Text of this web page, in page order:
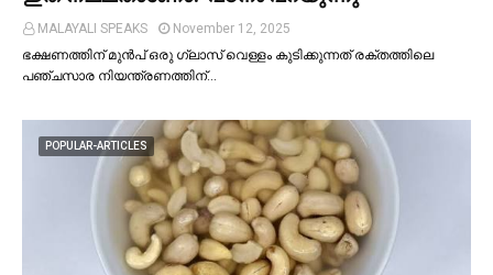
MALAYALI SPEAKS
November 12, 2025
ഭക്ഷണത്തിന് മുന്‍പ് ഒരു ഗ്ലാസ് വെള്ളം കുടിക്കുന്നത് രക്തത്തിലെ
പഞ്ചസാര നിയന്ത്രണത്തിന്…
POPULAR-ARTICLES